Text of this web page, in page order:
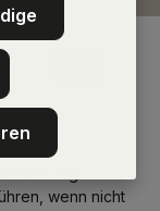
wenn nicht